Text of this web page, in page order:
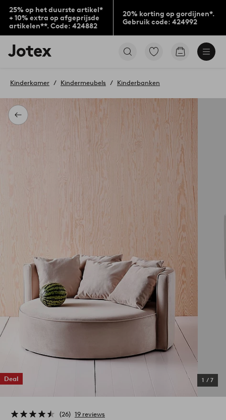
25% op het duurste artikel*
+ 10% extra op afgeprijsde
artikelen**. Code: 424882
20% korting op gordijnen*.
Gebruik code: 424992
Jotex
logo
to
home
page
Ga
gemarkeerde
Go
Terug
Kinderkamer Kindermeubels Kinderbanken
Deal 1 / 7
26 19 reviews